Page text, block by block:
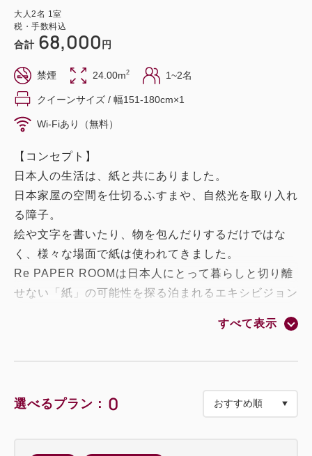
大人 2名 1 室
税・手数料込
合計 68,000 円
禁煙 24.00m2 1~2名
クイーンサイズ / 幅151-180cm×1
Wi-Fiあり（無料）
【コンセプト】
日本人の生活は、紙と共にありました。
日本家屋の空間を仕切るふすまや、自然光を取り入れ
る障子。
絵や文字を書いたり、物を包んだりするだけではな
く、様々な場面で紙は使われてきました。
Re PAPER ROOMは日本人にとって暮らしと切り離
せない「紙」の可能性を探る泊まれるエキシビジョン
を使用したアップサイクルインテリア。
新たに生まれ変わったインテリアは、素材ひとつひと
すべて表示
選べるプラン： 0